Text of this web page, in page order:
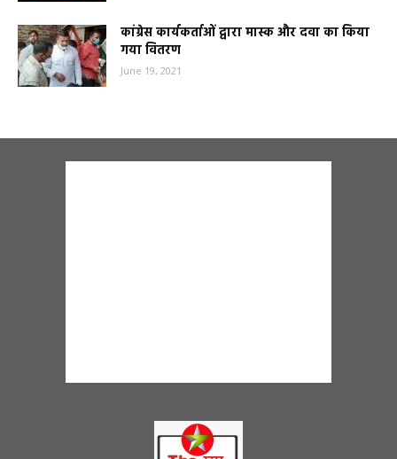
कांग्रेस कार्यकर्ताओं द्वारा मास्क और दवा का किया
गया वितरण
June 19, 2021